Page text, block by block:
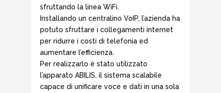
sfruttando la linea WiFi.
Installando un centralino VoIP, l’azienda ha
potuto sfruttare i collegamenti internet
per ridurre i costi di telefonia ed
aumentare l’efficienza.
Per realizzarlo è stato utilizzato
l’apparato ABILIS, il sistema scalabile
capace di unificare voce e dati in una sola